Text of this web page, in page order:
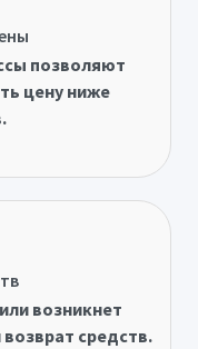
позволяют
цену ниже
возникнет
средств.